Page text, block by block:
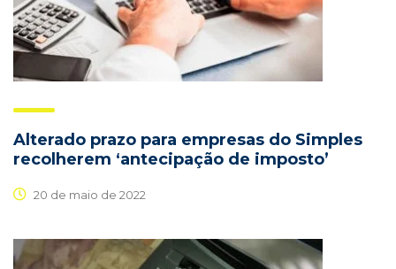
Alterado prazo para empresas do Simples
recolherem ‘antecipação de imposto’
20 de maio de 2022